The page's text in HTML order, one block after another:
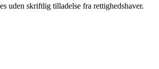
uden skriftlig tilladelse fra rettighedshaver.